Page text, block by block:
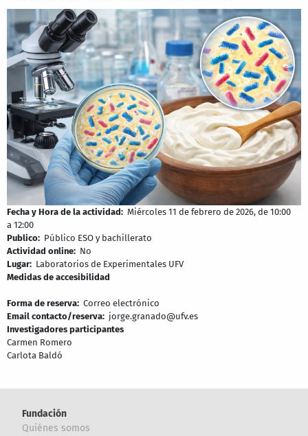
Fecha y Hora de la actividad
Miércoles 11 de febrero de 2026, de 10:00
a 12:00
Publico
Público ESO y bachillerato
Actividad online
No
Lugar
Laboratorios de Experimentales UFV
Medidas de accesibilidad
Forma de reserva
Correo electrónico
Email contacto/reserva
jorge.granado@ufv.es
Investigadores participantes
Carmen Romero
Carlota Baldó
Fundación
Quiénes somos